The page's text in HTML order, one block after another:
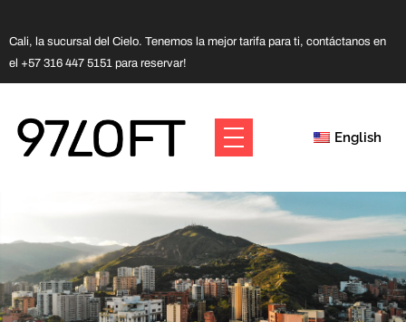
Cali, la sucursal del Cielo. Tenemos la mejor tarifa para ti, contáctanos en
el +57 316 447 5151 para reservar!
English